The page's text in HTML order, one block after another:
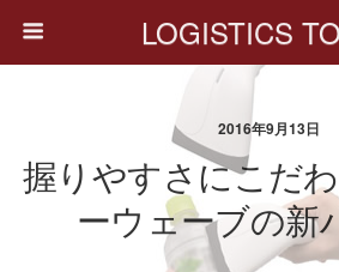
LOGISTICS
2016年9月13日
握りやすさにこだ
ーウェーブの新